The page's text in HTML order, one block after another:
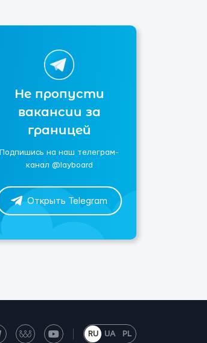
Не пропусти
вакансии за
границей
Подпишись на наш телеграм-
канал @layboard
Открыть Telegram
RU UA PL